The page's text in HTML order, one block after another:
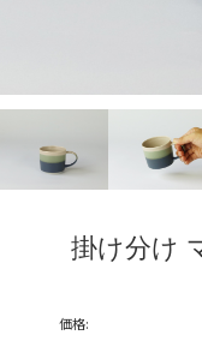
掛け分け
価格: